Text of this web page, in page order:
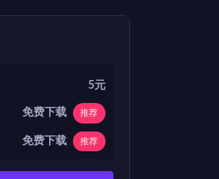
5元
免费下载 推荐
免费下载 推荐